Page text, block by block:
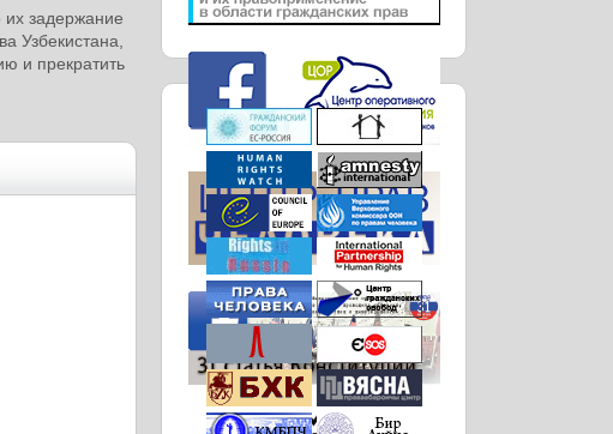
задержание
Узбекистана,
и прекратить